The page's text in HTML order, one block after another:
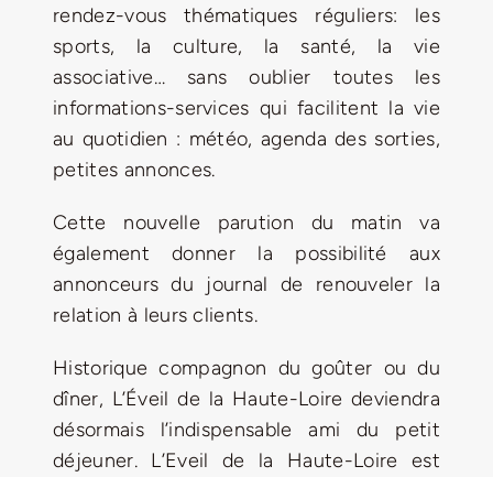
rendez-vous thématiques réguliers: les
sports, la culture, la santé, la vie
associative… sans oublier toutes les
informations-services qui facilitent la vie
au quotidien : météo, agenda des sorties,
petites annonces.
Cette nouvelle parution du matin va
également donner la possibilité aux
annonceurs du journal de renouveler la
relation à leurs clients.
Historique compagnon du goûter ou du
dîner, L’Éveil de la Haute-Loire deviendra
désormais l’indispensable ami du petit
déjeuner. L’Eveil de la Haute-Loire est